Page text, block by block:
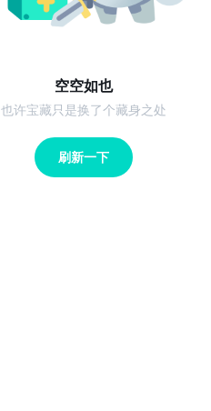
空空如也
也许宝藏只是换了个藏身之处
刷新一下